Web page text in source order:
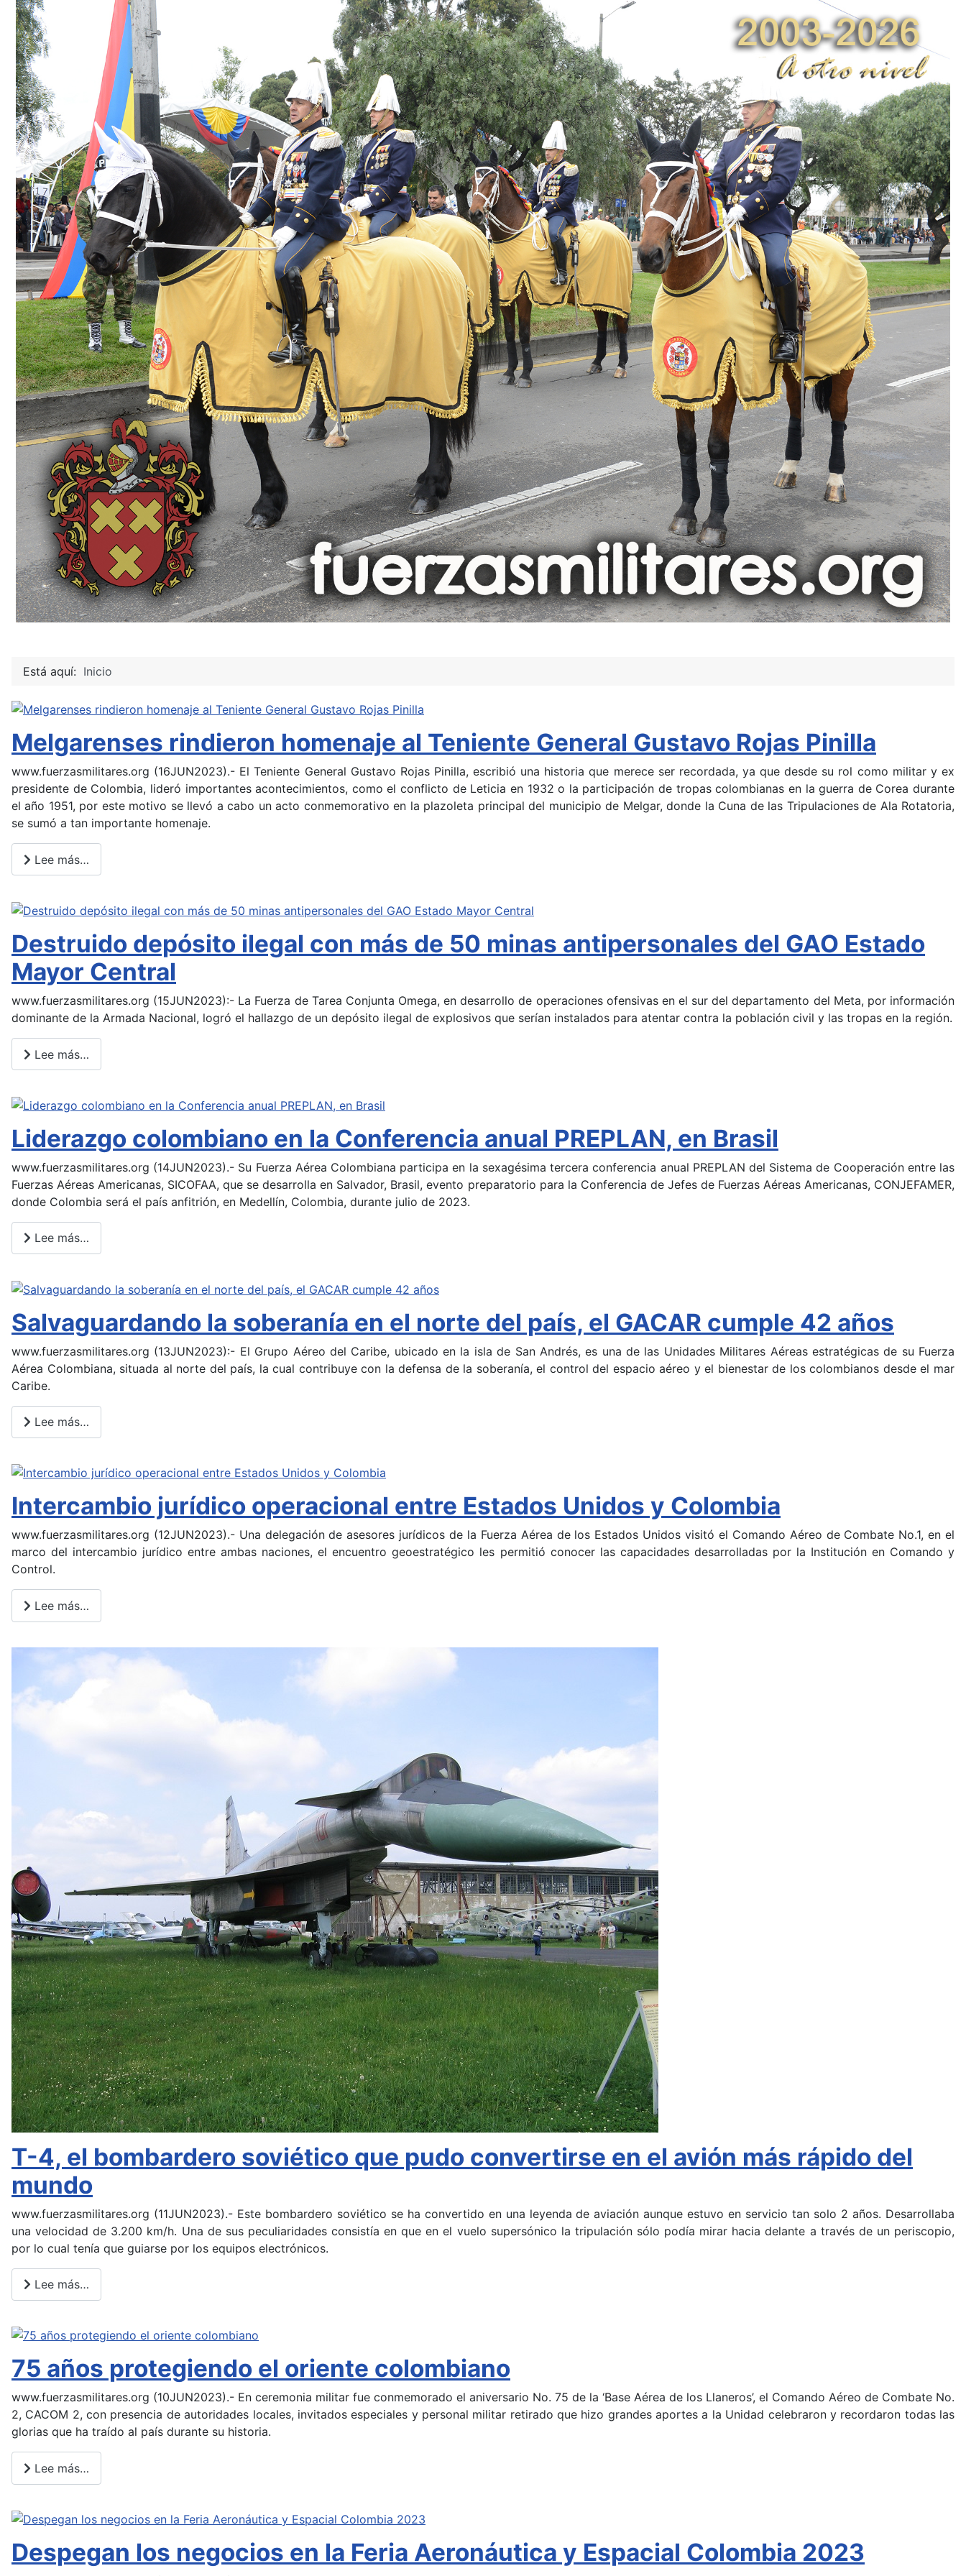
Está aquí: Inicio
Melgarenses rindieron homenaje al Teniente General Gustavo Rojas Pinilla
www.fuerzasmilitares.org (16JUN2023).- El Teniente General Gustavo Rojas Pinilla, escribió una historia que merece ser recordada, ya que desde su rol como militar y ex
presidente de Colombia, lideró importantes acontecimientos, como el conflicto de Leticia en 1932 o la participación de tropas colombianas en la guerra de Corea durante
el año 1951, por este motivo se llevó a cabo un acto conmemorativo en la plazoleta principal del municipio de Melgar, donde la Cuna de las Tripulaciones de Ala Rotatoria,
se sumó a tan importante homenaje.
Lee más…
Destruido depósito ilegal con más de 50 minas antipersonales del GAO Estado
Mayor Central
www.fuerzasmilitares.org (15JUN2023):- La Fuerza de Tarea Conjunta Omega, en desarrollo de operaciones ofensivas en el sur del departamento del Meta, por información
dominante de la Armada Nacional, logró el hallazgo de un depósito ilegal de explosivos que serían instalados para atentar contra la población civil y las tropas en la región.
Lee más…
Liderazgo colombiano en la Conferencia anual PREPLAN, en Brasil
www.fuerzasmilitares.org (14JUN2023).- Su Fuerza Aérea Colombiana participa en la sexagésima tercera conferencia anual PREPLAN del Sistema de Cooperación entre las
Fuerzas Aéreas Americanas, SICOFAA, que se desarrolla en Salvador, Brasil, evento preparatorio para la Conferencia de Jefes de Fuerzas Aéreas Americanas, CONJEFAMER,
donde Colombia será el país anfitrión, en Medellín, Colombia, durante julio de 2023.
Lee más…
Salvaguardando la soberanía en el norte del país, el GACAR cumple 42 años
www.fuerzasmilitares.org (13JUN2023):- El Grupo Aéreo del Caribe, ubicado en la isla de San Andrés, es una de las Unidades Militares Aéreas estratégicas de su Fuerza
Aérea Colombiana, situada al norte del país, la cual contribuye con la defensa de la soberanía, el control del espacio aéreo y el bienestar de los colombianos desde el mar
Caribe.
Lee más…
Intercambio jurídico operacional entre Estados Unidos y Colombia
www.fuerzasmilitares.org (12JUN2023).- Una delegación de asesores jurídicos de la Fuerza Aérea de los Estados Unidos visitó el Comando Aéreo de Combate No.1, en el
marco del intercambio jurídico entre ambas naciones, el encuentro geoestratégico les permitió conocer las capacidades desarrolladas por la Institución en Comando y
Control.
Lee más…
T-4, el bombardero soviético que pudo convertirse en el avión más rápido del
mundo
www.fuerzasmilitares.org (11JUN2023).- Este bombardero soviético se ha convertido en una leyenda de aviación aunque estuvo en servicio tan solo 2 años. Desarrollaba
una velocidad de 3.200 km/h. Una de sus peculiaridades consistía en que en el vuelo supersónico la tripulación sólo podía mirar hacia delante a través de un periscopio,
por lo cual tenía que guiarse por los equipos electrónicos.
Lee más…
75 años protegiendo el oriente colombiano
www.fuerzasmilitares.org (10JUN2023).- En ceremonia militar fue conmemorado el aniversario No. 75 de la ‘Base Aérea de los Llaneros’, el Comando Aéreo de Combate No.
2, CACOM 2, con presencia de autoridades locales, invitados especiales y personal militar retirado que hizo grandes aportes a la Unidad celebraron y recordaron todas las
glorias que ha traído al país durante su historia.
Lee más…
Despegan los negocios en la Feria Aeronáutica y Espacial Colombia 2023